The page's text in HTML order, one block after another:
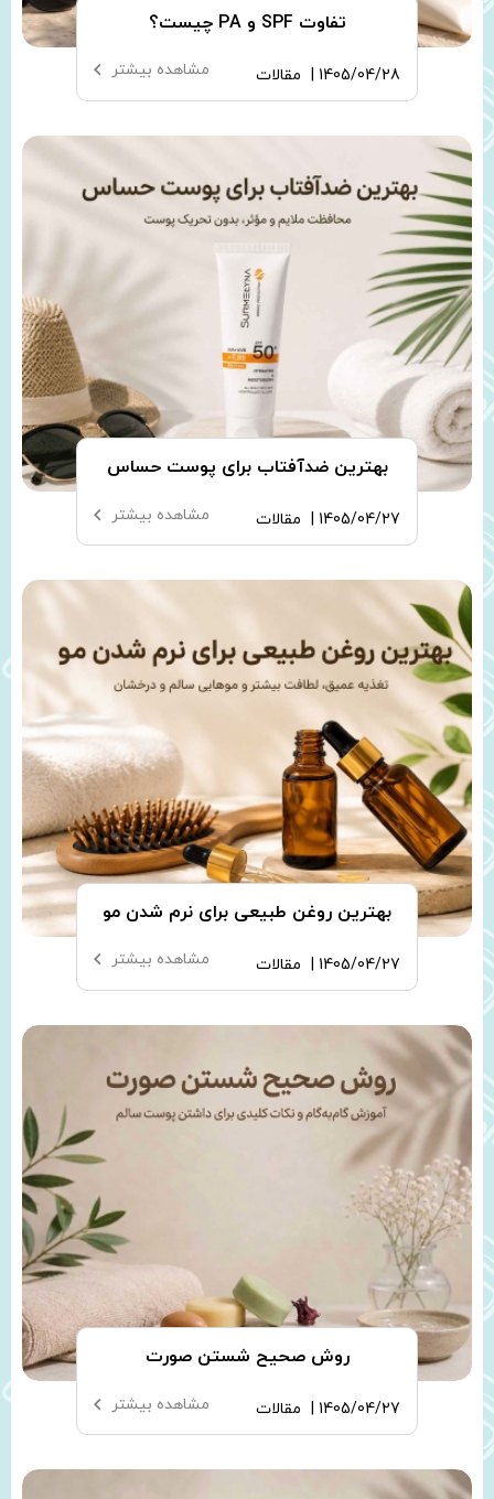
تفاوت SPF و PA چیست؟
1405/04/28 | مقالات مشاهده بیشتر
بهترین ضدآفتاب برای پوست حساس
1405/04/27 | مقالات مشاهده بیشتر
بهترین روغن طبیعی برای نرم شدن مو
1405/04/27 | مقالات مشاهده بیشتر
روش صحیح شستن صورت
1405/04/27 | مقالات مشاهده بیشتر